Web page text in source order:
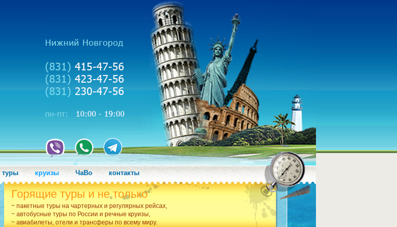
туры круизы ЧаВо контакты
Горящие туры и не только
~ пакетные туры на чартерных и регулярных рейсах,
~ автобусные туры по России и речные круизы,
~ авиабилеты, отели и трансферы по всему миру.